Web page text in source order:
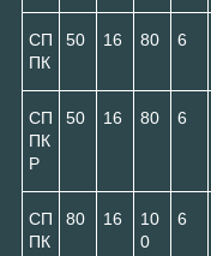
СП
ПК
50 16 80 6
СП
ПК
Р
50 16 80 6
СП
ПК
80 16
10
0
6